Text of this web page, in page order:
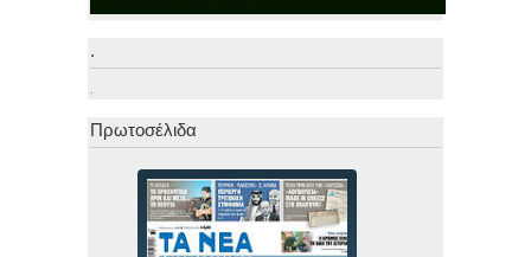
.
.
Πρωτοσέλιδα